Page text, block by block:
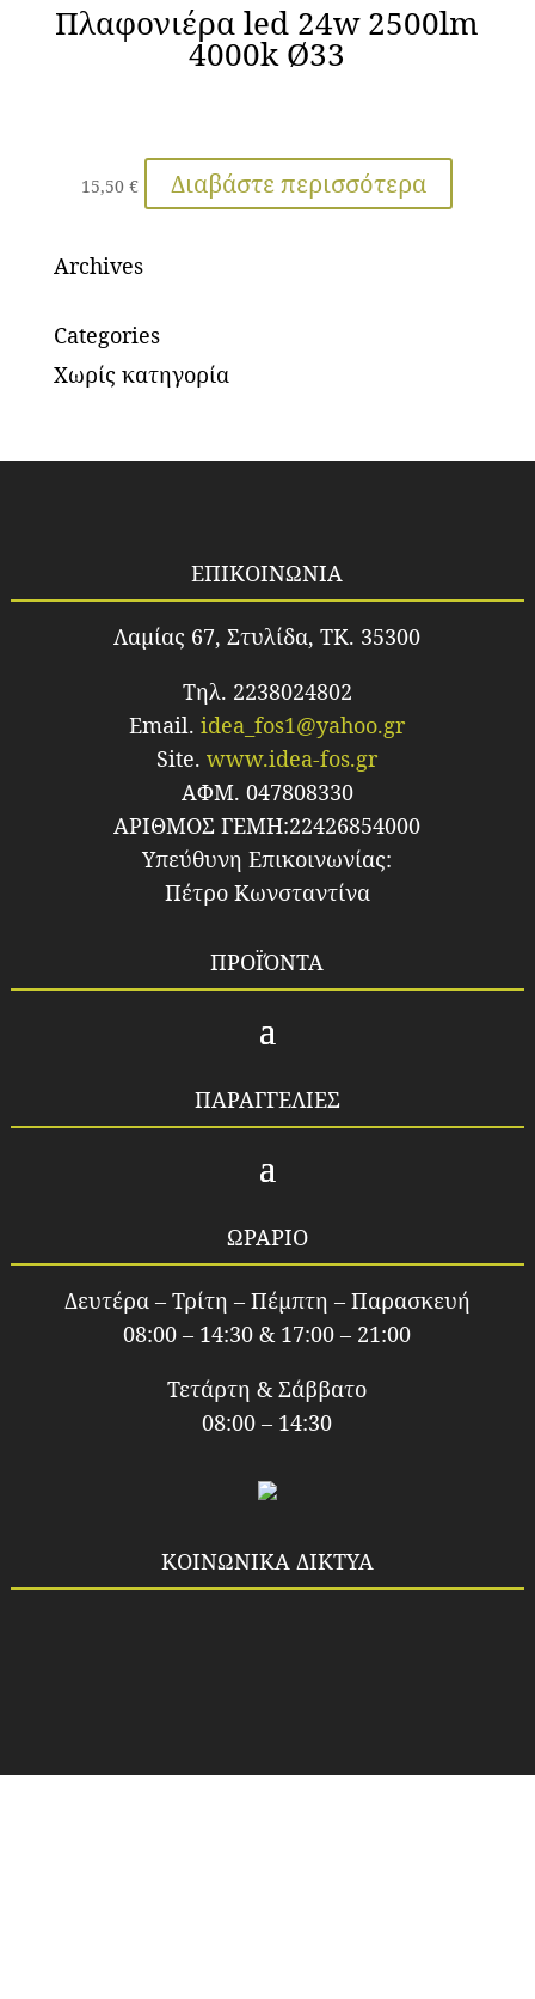
Πλαφονιέρα led 24w 2500lm
4000k Ø33
15,50€ Διαβάστε περισσότερα
Archives
Categories
Χωρίς κατηγορία
ΕΠΙΚΟΙΝΩΝΙΑ
Λαμίας 67, Στυλίδα, TK. 35300
Τηλ. 2238024802
Email.idea_fos1@yahoo.gr
Site.www.idea-fos.gr
ΑΦΜ. 047808330
ΑΡΙΘΜΟΣ ΓΕΜΗ:22426854000
Υπεύθυνη Επικοινωνίας:
Πέτρο Κωνσταντίνα
ΠΡΟΪΌΝΤΑ
ΠΑΡΑΓΓΕΛΙΕΣ
ΩΡΑΡΙΟ
Δευτέρα – Τρίτη – Πέμπτη – Παρασκευή
08:00 – 14:30 & 17:00 – 21:00
Τετάρτη & Σάββατο
08:00 – 14:30
ΚΟΙΝΩΝΙΚΑ ΔΙΚΤΥΑ